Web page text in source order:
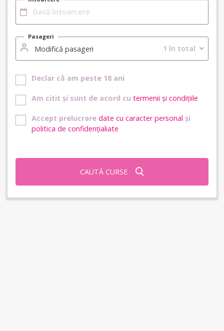
Pasageri
Modifică pasageri 1 în total
Declar că am peste 18 ani
Am citit și sunt de acord cu termenii și condițiile
Accept prelucrare date cu caracter personal și
politica de confidențialiate
CAUTĂ CURSE